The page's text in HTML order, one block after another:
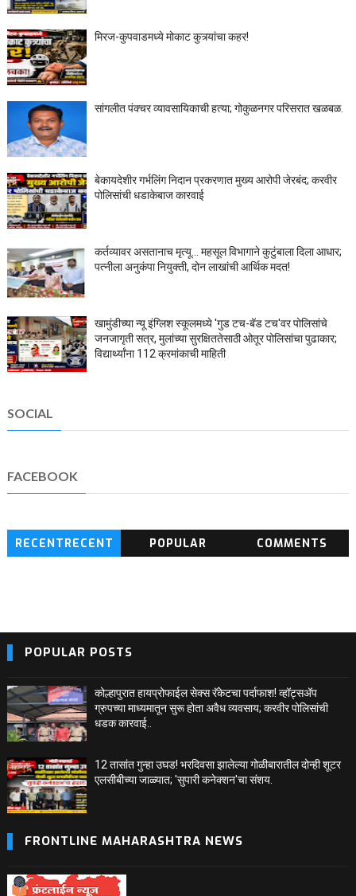
मिरज-कुपवाडमध्ये मोकाट कुत्र्यांचा कहर!
सांगलीत पंक्चर व्यावसायिकाची हत्या; गोकुळनगर परिसरात खळबळ.
बेकायदेशीर गर्भलिंग निदान प्रकरणात मुख्य आरोपी जेरबंद; करवीर
पोलिसांची धडाकेबाज कारवाई
कर्तव्यावर असतानाच मृत्यू... महसूल विभागाने कुटुंबाला दिला आधार;
पत्नीला अनुकंपा नियुक्ती, दोन लाखांची आर्थिक मदत!
खामुंडीच्या न्यू इंग्लिश स्कूलमध्ये 'गुड टच-बॅड टच'वर पोलिसांचे
जनजागृती सत्र, मुलांच्या सुरक्षिततेसाठी ओतूर पोलिसांचा पुढाकार;
विद्यार्थ्यांना 112 क्रमांकाची माहिती
SOCIAL
FACEBOOK
RECENTRECENT
POPULAR COMMENTS
POPULAR POSTS
कोल्हापुरात हायप्रोफाईल सेक्स रॅकेटचा पर्दाफाश! व्हॉट्सअ‍ॅप
ग्रुपच्या माध्यमातून सुरू होता अवैध व्यवसाय; करवीर पोलिसांची
धडक कारवाई..
12 तासांत गुन्हा उघड! भरदिवसा झालेल्या गोळीबारातील दोन्ही शूटर
एलसीबीच्या जाळ्यात; 'सुपारी कनेक्शन'चा संशय.
FRONTLINE MAHARASHTRA NEWS